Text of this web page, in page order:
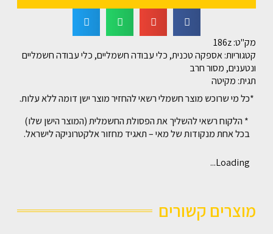
מק"ט:186z
קטגוריות:אספקה טכנית, כלי עבודה חשמליים, כלי עבודה חשמליים
ונטענים, מסור חרב
תגית: מקיטה
*כל מי שרוכש מוצר חשמלי רשאי להחזיר מוצר ישן דומה ללא עלות.
* הלקוח רשאי להשליך את הפסולת החשמלית (המוצר הישן שלו)
בכל אחת מנקודות של מאי – תאגיד מחזור אלקטרוניקה לישראל.
Loading...
מוצרים קשורים